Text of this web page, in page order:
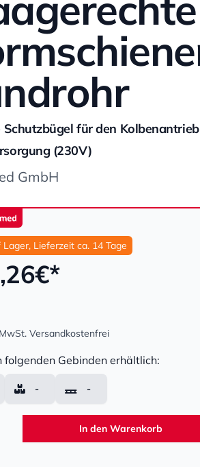
Schutzbügel für den
(230V)
GmbH
Lieferzeit ca. 14 Tage
€*
Versandkostenfrei
folgenden Gebinden erhältlich:
- -
In den Warenkorb